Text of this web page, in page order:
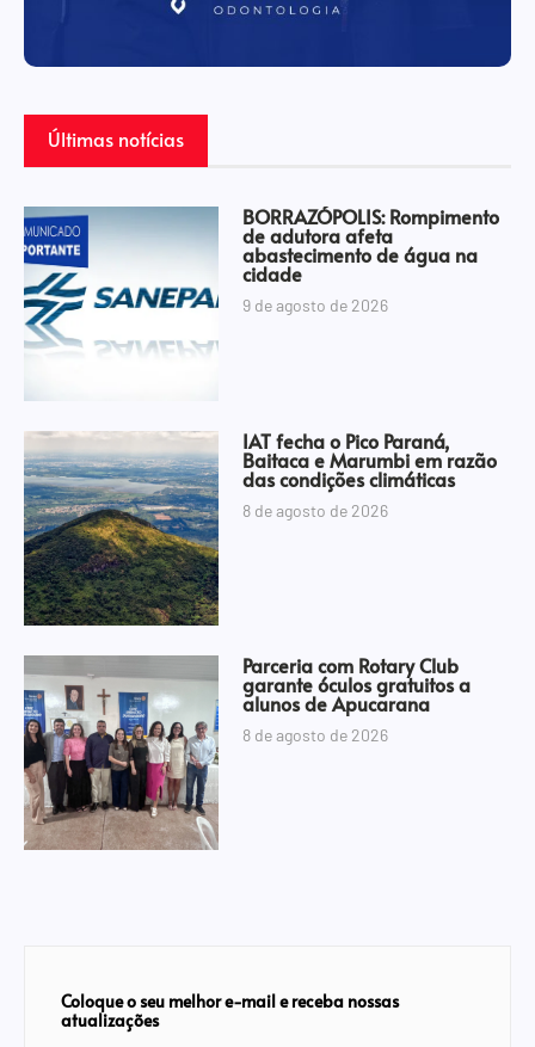
Últimas notícias
BORRAZÓPOLIS: Rompimento
de adutora afeta
abastecimento de água na
cidade
9 de agosto de 2026
IAT fecha o Pico Paraná,
Baitaca e Marumbi em razão
das condições climáticas
8 de agosto de 2026
Parceria com Rotary Club
garante óculos gratuitos a
alunos de Apucarana
8 de agosto de 2026
Coloque o seu melhor e-mail e receba nossas
atualizações